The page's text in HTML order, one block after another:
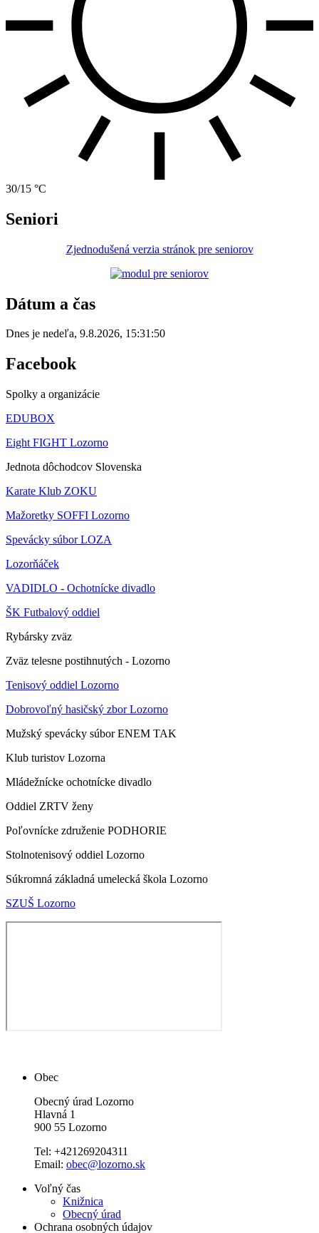
30/15 °C
Seniori
Zjednodušená verzia stránok pre seniorov
Dátum a čas
Dnes je nedeľa, 9.8.2026, 15:31:50
Facebook
Spolky a organizácie
EDUBOX
Eight FIGHT Lozorno
Jednota dôchodcov Slovenska
Karate Klub ZOKU
Mažoretky SOFFI Lozorno
Spevácky súbor LOZA
Lozorňáček
VADIDLO - Ochotnícke divadlo
ŠK Futbalový oddiel
Rybársky zväz
Zväz telesne postihnutých - Lozorno
Tenisový oddiel Lozorno
Dobrovoľný hasičský zbor Lozorno
Mužský spevácky súbor ENEM TAK
Klub turistov Lozorna
Mládežnícke ochotnícke divadlo
Oddiel ZRTV ženy
Poľovnícke združenie PODHORIE
Stolnotenisový oddiel Lozorno
Súkromná základná umelecká škola Lozorno
SZUŠ Lozorno
Obec
Obecný úrad Lozorno
Hlavná 1
900 55 Lozorno
Tel: +421269204311
Email: obec@lozorno.sk
Voľný čas
Knižnica
Obecný úrad
Ochrana osobných údajov